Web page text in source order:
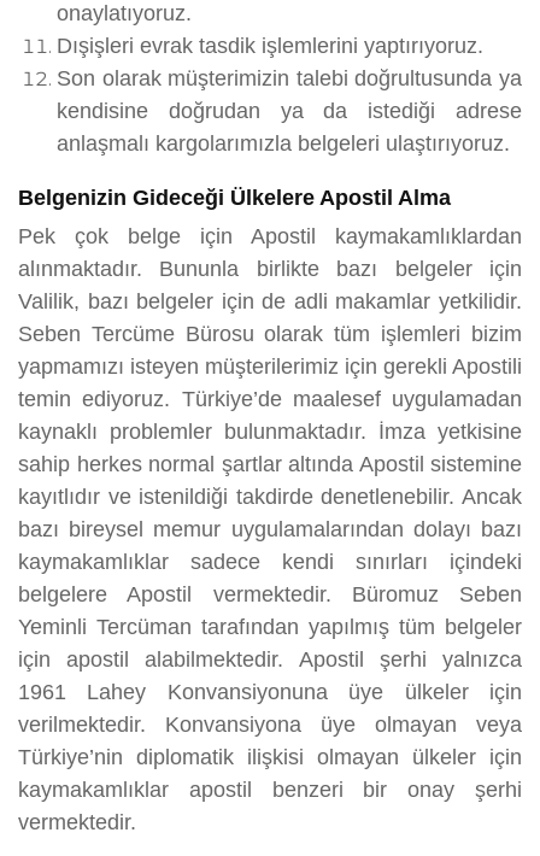
onaylatıyoruz.
Dışişleri evrak tasdik işlemlerini yaptırıyoruz.
Son olarak müşterimizin talebi doğrultusunda ya
kendisine doğrudan ya da istediği adrese
anlaşmalı kargolarımızla belgeleri ulaştırıyoruz.
Belgenizin Gideceği Ülkelere Apostil Alma
Pek çok belge için Apostil kaymakamlıklardan
alınmaktadır. Bununla birlikte bazı belgeler için
Valilik, bazı belgeler için de adli makamlar yetkilidir.
Seben Tercüme Bürosu olarak tüm işlemleri bizim
yapmamızı isteyen müşterilerimiz için gerekli Apostili
temin ediyoruz. Türkiye’de maalesef uygulamadan
kaynaklı problemler bulunmaktadır. İmza yetkisine
sahip herkes normal şartlar altında Apostil sistemine
kayıtlıdır ve istenildiği takdirde denetlenebilir. Ancak
bazı bireysel memur uygulamalarından dolayı bazı
kaymakamlıklar sadece kendi sınırları içindeki
belgelere Apostil vermektedir. Büromuz Seben
Yeminli Tercüman tarafından yapılmış tüm belgeler
için apostil alabilmektedir. Apostil şerhi yalnızca
1961 Lahey Konvansiyonuna üye ülkeler için
verilmektedir. Konvansiyona üye olmayan veya
Türkiye’nin diplomatik ilişkisi olmayan ülkeler için
kaymakamlıklar apostil benzeri bir onay şerhi
vermektedir.